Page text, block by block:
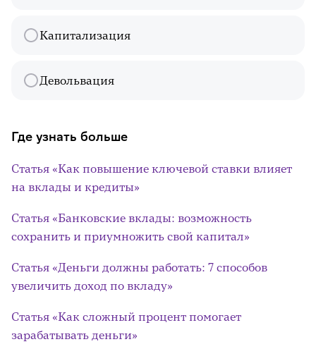
Капитализация
Девольвация
Где узнать больше
Статья «Как повышение ключевой ставки влияет
на вклады и кредиты»
Статья «Банковские вклады: возможность
сохранить и приумножить свой капитал»
Статья «Деньги должны работать: 7 способов
увеличить доход по вкладу»
Статья «Как сложный процент помогает
зарабатывать деньги»